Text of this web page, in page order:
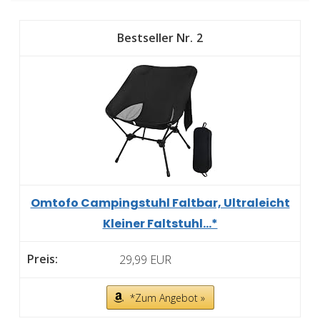
2
Omtofo Campingstuhl Faltbar, Ultraleicht
Kleiner Faltstuhl...*
29,99 EUR
*Zum Angebot »